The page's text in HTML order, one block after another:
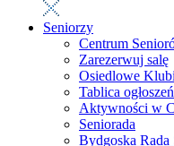
Seniorzy
Centrum
Zarezerwuj salę
Osiedlowe
Tablica ogłoszeń
Aktywności w
Seniorada
Bydgoska Rada